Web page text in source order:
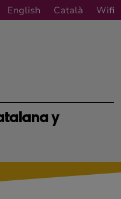
English Català Wifi
y